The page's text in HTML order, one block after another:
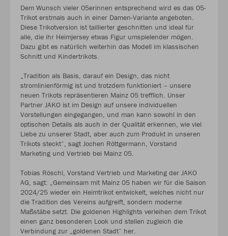
Dem Wunsch vieler 05erinnen entsprechend wird es das 05-
Trikot erstmals auch in einer Damen-Variante angeboten.
Diese Trikotversion ist taillierter geschnitten und ideal für
alle, die ihr Heimjersey etwas Figur umspielender mögen.
Dazu gibt es natürlich weiterhin das Modell im klassischen
Schnitt und Kindertrikots.
„Tradition als Basis, darauf ein Design, das nicht
stromlinienförmig ist und trotzdem funktioniert – unsere
neuen Trikots repräsentieren Mainz 05 trefflich. Unser
Partner JAKO ist im Design auf unsere individuellen
Vorstellungen eingegangen, und man kann sowohl in den
optischen Details als auch in der Qualität erkennen, wie viel
Liebe zu unserer Stadt, aber auch zum Produkt in unseren
Trikots steckt“, sagt Jochen Röttgermann, Vorstand
Marketing und Vertrieb bei Mainz 05.
Tobias Röschl, Vorstand Vertrieb und Marketing der JAKO
AG, sagt: „Gemeinsam mit Mainz 05 haben wir für die Saison
2024/25 wieder ein Heimtrikot entwickelt, welches nicht nur
die Tradition des Vereins aufgreift, sondern moderne
Maßstäbe setzt. Die goldenen Highlights verleihen dem Trikot
einen ganz besonderen Look und stellen zugleich die
Verbindung zur „goldenen Stadt“ her.